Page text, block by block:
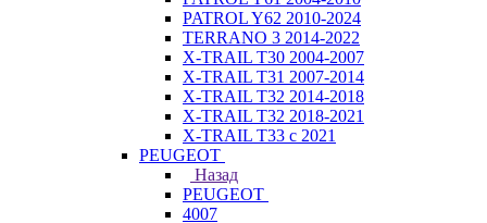
PATROL Y62 2010-2024
TERRANO 3 2014-2022
X-TRAIL T30 2004-2007
X-TRAIL T31 2007-2014
X-TRAIL T32 2014-2018
X-TRAIL T32 2018-2021
X-TRAIL T33 с 2021
PEUGEOT
Назад
PEUGEOT
4007